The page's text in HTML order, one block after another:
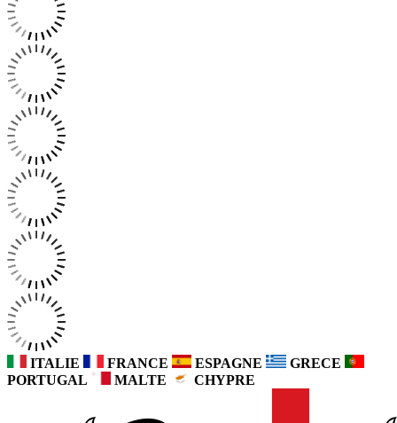
ITALIE FRANCE ESPAGNE
GRECE
PORTUGAL
MALTE CHYPRE